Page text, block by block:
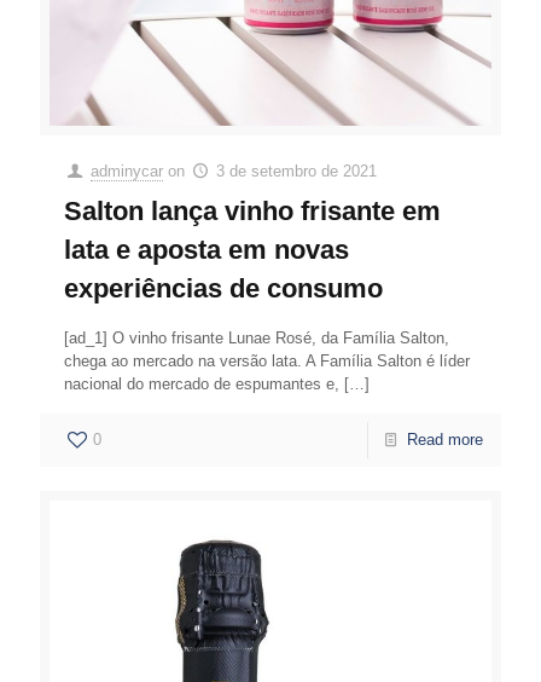
adminycar on 3 de setembro de 2021
Salton lança vinho frisante em
lata e aposta em novas
experiências de consumo
[ad_1] O vinho frisante Lunae Rosé, da Família Salton,
chega ao mercado na versão lata. A Família Salton é líder
nacional do mercado de espumantes e,
[…]
0 Read more